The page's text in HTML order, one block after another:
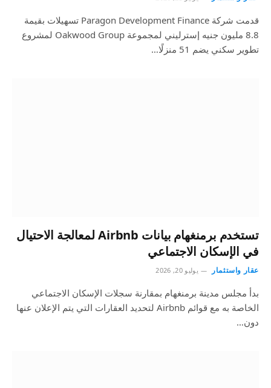
قدمت شركة Paragon Development Finance تسهيلات بقيمة
8.8 مليون جنيه إسترليني لمجموعة Oakwood Group لمشروع
تطوير سكني يضم 51 منزلًا…
تستخدم برمنغهام بيانات Airbnb لمعالجة الاحتيال
في الإسكان الاجتماعي
عقار واستثمار يوليو 20, 2026
بدأ مجلس مدينة برمنغهام بمقارنة سجلات الإسكان الاجتماعي
الخاصة به مع قوائم Airbnb لتحديد العقارات التي يتم الإعلان عنها
دون…